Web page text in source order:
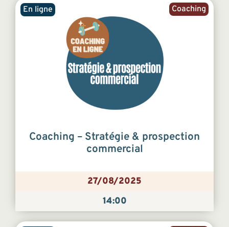
Coaching
En ligne
Coaching – Stratégie & prospection
commercial
27/08/2025
14:00